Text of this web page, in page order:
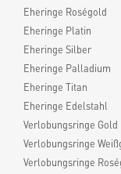
Eheringe Roségold
Eheringe Platin
Eheringe Silber
Eheringe Palladium
Eheringe Titan
Eheringe Edelstahl
Verlobungsringe Gold
Verlobungsringe
Verlobungsringe